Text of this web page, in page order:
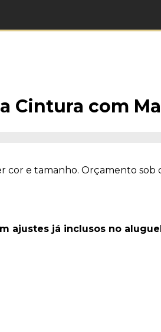
Cintura com
cor e tamanho. Orçamento sob
ajustes já inclusos no